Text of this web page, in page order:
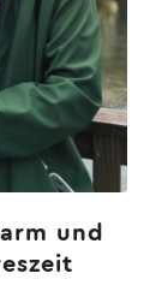
und